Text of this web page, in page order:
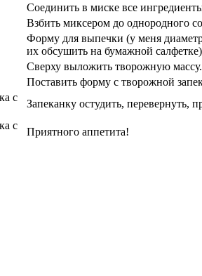
Соединить в миске все
Взбить миксером до однородного
Форму для выпечки (у меня
их обсушить на бумажной
Сверху выложить творожную массу.
Поставить форму с творожной
Запеканку остудить, перевернуть,
Приятного аппетита!